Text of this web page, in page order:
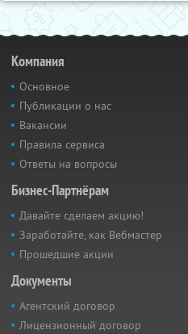
Компания
Основное
Публикации о нас
Вакансии
Правила сервиса
Ответы на вопросы
Бизнес-Партнёрам
Давайте сделаем акцию!
Заработайте, как Вебмастер
Прошедшие акции
Документы
Агентский договор
Лицензионный договор